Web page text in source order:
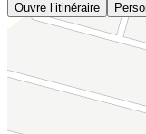
Ouvre l’itinéraire